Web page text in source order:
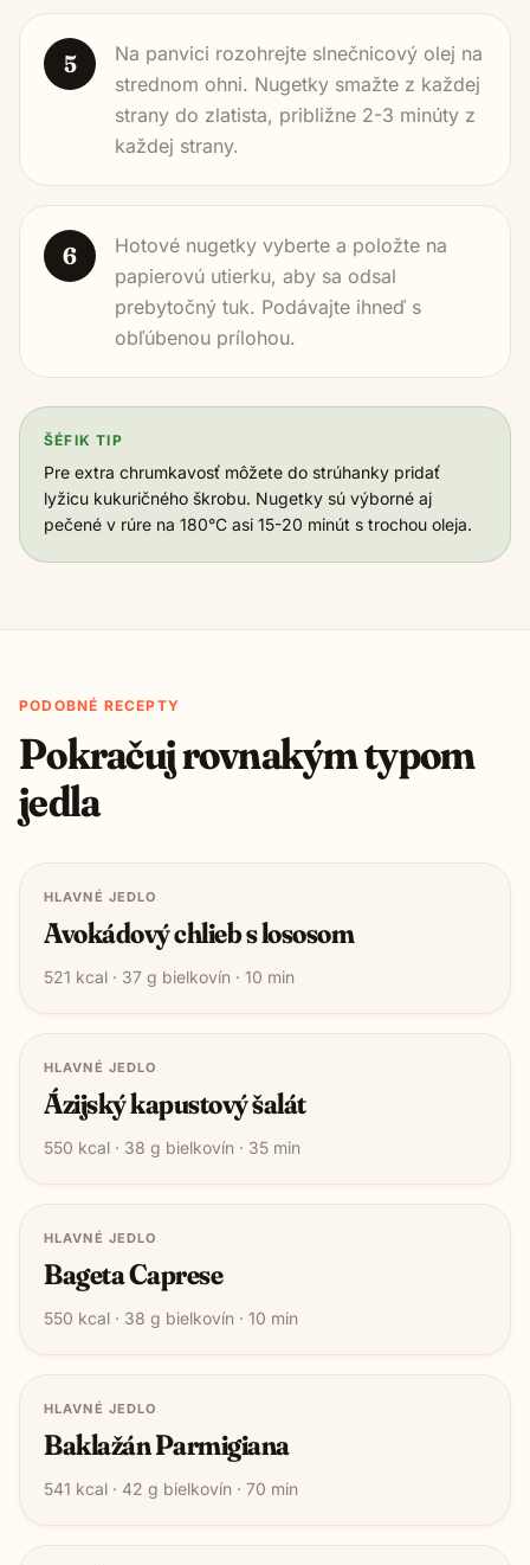
5
Na panvici rozohrejte slnečnicový olej na
strednom ohni. Nugetky smažte z každej
strany do zlatista, približne 2-3 minúty z
každej strany.
6
Hotové nugetky vyberte a položte na
papierovú utierku, aby sa odsal
prebytočný tuk. Podávajte ihneď s
obľúbenou prílohou.
ŠÉFIK TIP
Pre extra chrumkavosť môžete do strúhanky pridať
lyžicu kukuričného škrobu. Nugetky sú výborné aj
pečené v rúre na 180°C asi 15-20 minút s trochou oleja.
PODOBNÉ RECEPTY
Pokračuj rovnakým typom
jedla
HLAVNÉ JEDLO
Avokádový chlieb s lososom
521 kcal · 37 g bielkovín · 10 min
HLAVNÉ JEDLO
Ázijský kapustový šalát
550 kcal · 38 g bielkovín · 35 min
HLAVNÉ JEDLO
Bageta Caprese
550 kcal · 38 g bielkovín · 10 min
HLAVNÉ JEDLO
Baklažán Parmigiana
541 kcal · 42 g bielkovín · 70 min